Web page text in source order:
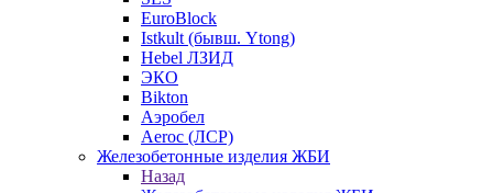
EuroBlock
Istkult (бывш. Ytong)
Hebel ЛЗИД
ЭКО
Bikton
Аэробел
Aeroc (ЛСР)
Железобетонные изделия ЖБИ
Назад